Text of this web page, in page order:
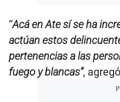
“Acá en Ate sí se ha
actúan estos
pertenencias a las
fuego y blancas”,